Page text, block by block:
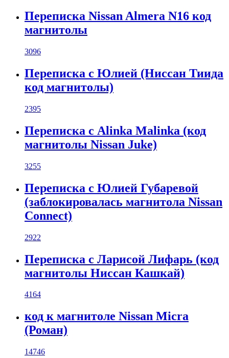
Переписка Nissan Almera N16 код
магнитолы
3096
Переписка с Юлией (Ниссан Тиида
код магнитолы)
2395
Переписка с Alinka Malinka (код
магнитолы Nissan Juke)
3255
Переписка с Юлией Губаревой
(заблокировалась магнитола Nissan
Connect)
2922
Переписка с Ларисой Лифарь (код
магнитолы Ниссан Кашкай)
4164
код к магнитоле Nissan Micra
(Роман)
14746